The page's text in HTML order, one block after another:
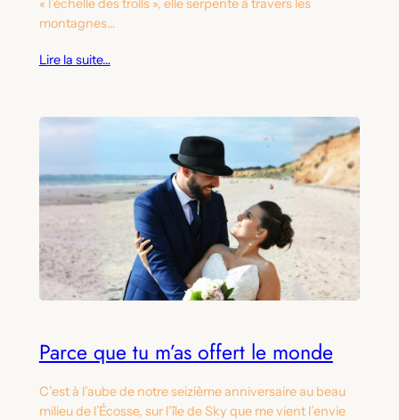
« l’échelle des trolls », elle serpente à travers les
montagnes…
Lire la suite…
Parce que tu m’as offert le monde
C’est à l’aube de notre seizième anniversaire au beau
milieu de l’Écosse, sur l’île de Sky que me vient l’envie